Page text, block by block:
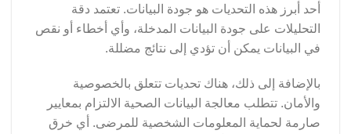
أحد أبرز هذه التحديات هو جودة البيانات. تعتمد دقة
التحليلات على جودة البيانات المدخلة، وأي أخطاء أو نقص
في البيانات يمكن أن تؤدي إلى نتائج مضللة.
بالإضافة إلى ذلك، هناك تحديات تتعلق بالخصوصية
والأمان. تتطلب معالجة البيانات الصحية الالتزام بمعايير
صارمة لحماية المعلومات الشخصية للمرضى. أي خرق